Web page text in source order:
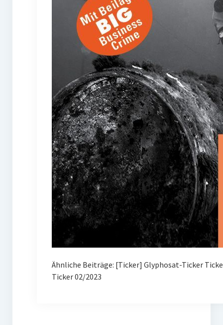
Ähnliche Beiträge: [Ticker] Glyphosat-Ticker
Ticker 02/2023